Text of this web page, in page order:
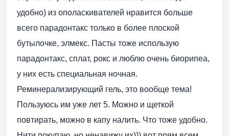
удобно) из ополаскивателей нравится больше
всего парадонтакс только в более плоской
бутылочке, элмекс. Пасты тоже использую
парадонтакс, сплат, рокс и люблю очень биорипеа,
у них есть специальная ночная.
Реминерализирующий гель, это вообще тема!
Пользуюсь им уже лет 5. Можно и щеткой
повтирать, можно в капу налить. Что тоже удобно.